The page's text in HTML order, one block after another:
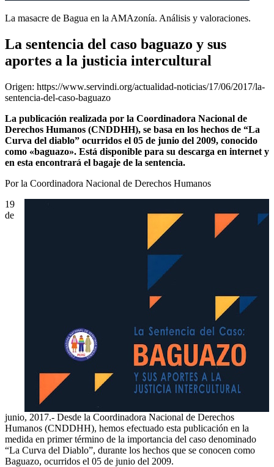
La masacre de Bagua en la AMAzonía. Análisis y valoraciones.
La sentencia del caso baguazo y sus
aportes a la justicia intercultural
Origen: https://www.servindi.org/actualidad-noticias/17/06/2017/la-
sentencia-del-caso-baguazo
La publicación realizada por la Coordinadora Nacional de
Derechos Humanos (CNDDHH), se basa en los hechos de “La
Curva del diablo” ocurridos el 05 de junio del 2009, conocido
como «baguazo». Está disponible para su descarga en internet y
en esta encontrará el bagaje de la sentencia.
Por la Coordinadora Nacional de Derechos Humanos
19
de
junio, 2017.- Desde la Coordinadora Nacional de Derechos
Humanos (CNDDHH), hemos efectuado esta publicación en la
medida en primer término de la importancia del caso denominado
“La Curva del Diablo”, durante los hechos que se conocen como
Baguazo, ocurridos el 05 de junio del 2009.